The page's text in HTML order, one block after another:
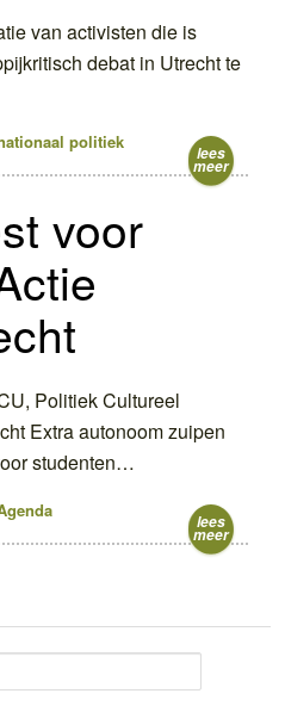
van activisten die is
debat in Utrecht te
politiek
lees
meer
voor
Politiek Cultureel
Extra autonoom zuipen
studenten…
lees
meer